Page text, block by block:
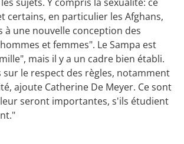
certains, en particulier les Afghans,
une nouvelle conception des
et femmes". Le Sampa est
mais il y a un cadre bien établi.
sur le respect des règles, notamment
ajoute Catherine De Meyer. Ce sont
seront importantes, s'ils étudient